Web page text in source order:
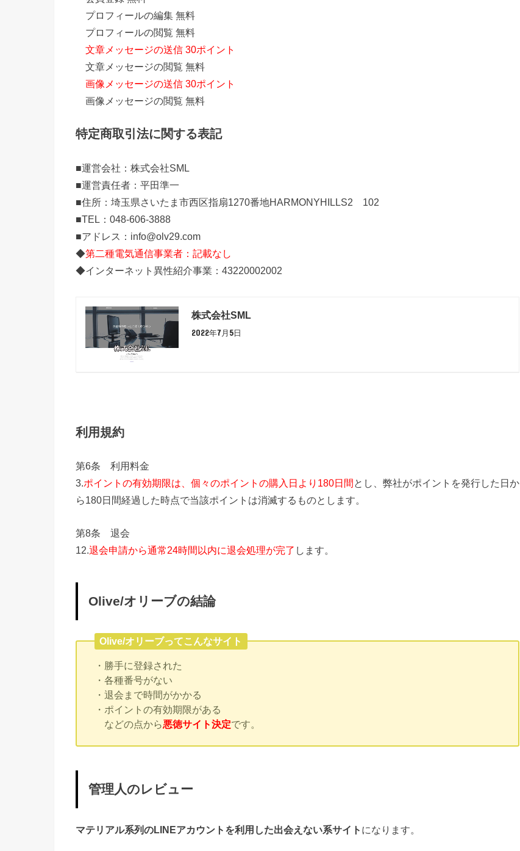
プロフィールの編集 無料
プロフィールの閲覧 無料
文章メッセージの送信 30ポイント
文章メッセージの閲覧 無料
画像メッセージの送信 30ポイント
画像メッセージの閲覧 無料
特定商取引法に関する表記
■運営会社：株式会社SML
■運営責任者：平田準一
■住所：埼玉県さいたま市西区指扇1270番地HARMONYHILLS2 102
■TEL：048-606-3888
■アドレス：info@olv29.com
◆第二種電気通信事業者：記載なし
◆インターネット異性紹介事業：43220002002
株式会社SML
2022年7月5日
利用規約
第6条 利用料金
3.ポイントの有効期限は、個々のポイントの購入日より180日間とし、弊社がポイントを発行した日か
ら180日間経過した時点で当該ポイントは消滅するものとします。
第8条 退会
12.退会申請から通常24時間以内に退会処理が完了 します。
Olive/オリーブの結論
Olive/オリーブってこんなサイト
・勝手に登録された
・各種番号がない
・退会まで時間がかかる
・ポイントの有効期限がある
などの点から悪徳サイト決定です。
管理人のレビュー
マテリアル系列のLINEアカウントを利用した出会えない系サイト になります。